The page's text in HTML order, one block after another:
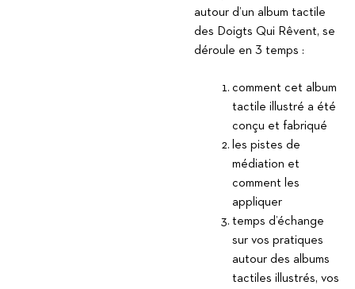
autour d’un album tactile
des Doigts Qui Rêvent, se
déroule en 3 temps :
comment cet album
tactile illustré a été
conçu et fabriqué
les pistes de
médiation et
comment les
appliquer
temps d’échange
sur vos pratiques
autour des albums
tactiles illustrés, vos